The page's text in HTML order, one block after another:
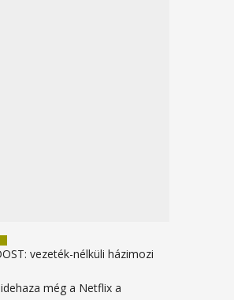
vezeték-nélküli házimozi
még a Netflix a